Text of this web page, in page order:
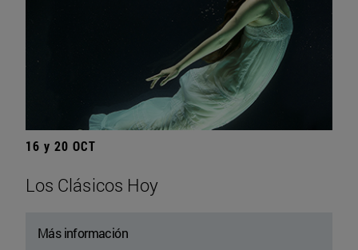
16 y 20 OCT
Los Clásicos Hoy
Más información